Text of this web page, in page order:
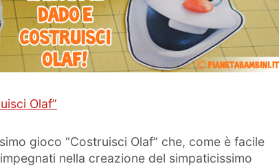
Olaf”
gioco “Costruisci Olaf” che, come è facile
nella creazione del simpaticissimo